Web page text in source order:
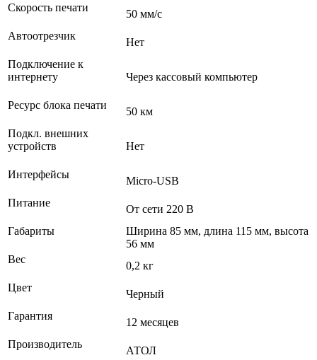
Скорость печати
50 мм/с
Автоотрезчик
Нет
Подключение к
интернету
Через кассовый компьютер
Ресурс блока печати
50 км
Подкл. внешних
устройств
Нет
Интерфейсы
Micro-USB
Питание
От сети 220 В
Габариты
Ширина 85 мм, длина 115 мм, высота
56 мм
Вес
0,2 кг
Цвет
Черный
Гарантия
12 месяцев
Производитель
АТОЛ